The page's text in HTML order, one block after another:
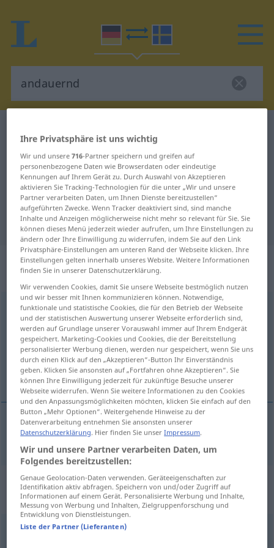
Deutsch-Schwedisch Übersetzung
für "andauernd"
"andauernd" Schwedisch
Übersetzung
„andauernd“: Adjektiv,
Eigenschaftswort
andauernd adj
Übersicht aller Übersetzungen
(Für mehr Details die Übersetzung anklicken/antippen)
ihållande, ständig
ihållande,ständig andauernd
„andauernd“: Adverb,
Umstandswort
andauerndadv
Ihre Privatsphäre ist uns wichtig
Wir und unsere716-Partner speichern und greifen auf
personenbezogene Daten wie Browserdaten oder eindeutige
Kennungen auf Ihrem Gerät zu. Durch Auswahl von Akzeptieren
aktivieren Sie Tracking-Technologien für die unter „Wir und unsere
Partner verarbeiten Daten, um Ihnen Dienste bereitzustellen“
aufgeführten Zwecke. Wenn Tracker deaktiviert sind, sind manche
Inhalte und Anzeigen möglicherweise nicht mehr so relevant für Sie. Sie
können dieses Menü jederzeit wieder aufrufen, um Ihre Einstellungen zu
ändern oder Ihre Einwilligung zu widerrufen, indem Sie auf den Link
Privatsphäre-Einstellungen am unteren Rand der Webseite klicken. Ihre
Einstellungen gelten innerhalb unseres Website. Weitere Informationen
finden Sie in unserer Datenschutzerklärung.
Wir verwenden Cookies, damit Sie unsere Webseite bestmöglich nutzen
und wir besser mit Ihnen kommunizieren können. Notwendige,
funktionale und statistische Cookies, die für den Betrieb der Webseite
und der statistischen Auswertung unserer Webseite erforderlich sind,
werden auf Grundlage unserer Vorauswahl immer auf Ihrem Endgerät
gespeichert. Marketing-Cookies und Cookies, die der Bereitstellung
personalisierter Werbung dienen, werden nur gespeichert, wenn Sie uns
durch einen Klick auf den „Akzeptieren“-Button Ihr Einverständnis
geben. Klicken Sie ansonsten auf „Fortfahren ohne Akzeptieren“. Sie
können Ihre Einwilligung jederzeit für zukünftige Besuche unserer
Webseite widerrufen. Wenn Sie weitere Informationen zu den Cookies
und den Anpassungsmöglichkeiten möchten, klicken Sie einfach auf den
Button „Mehr Optionen“. Weitergehende Hinweise zu der
Datenverarbeitung entnehmen Sie ansonsten unserer
Datenschutzerklärung. Hier finden Sie unserImpressum.
Wir und unsere Partner verarbeiten Daten, um
Folgendes bereitzustellen:
Genaue Geolocation-Daten verwenden. Geräteeigenschaften zur
Identifikation aktiv abfragen. Speichern von und/oder Zugriff auf
Informationen auf einem Gerät. Personalisierte Werbung und Inhalte,
Messung von Werbung und Inhalten, Zielgruppenforschung und
Entwicklung von Dienstleistungen.
Liste der Partner (Lieferanten)